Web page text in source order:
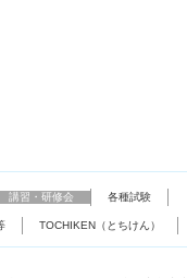
講習・研修会 各種試験
TOCHIKEN（とちけん）